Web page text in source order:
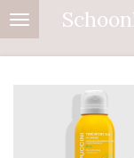
Ga
hoofdinhoud